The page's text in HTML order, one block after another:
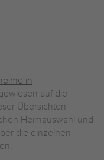
in
auf die
Übersichten
Heimauswahl und
die einzelnen